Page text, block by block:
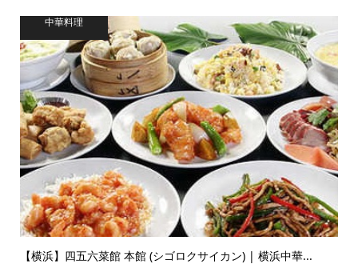
中華料理
【横浜】四五六菜館 本館 (シゴロクサイカン) | 横浜中華...